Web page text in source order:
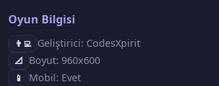
Oyun Bilgisi
👨‍💻 Geliştirici: CodesXpirit
📐 Boyut: 960x600
📱 Mobil: Evet